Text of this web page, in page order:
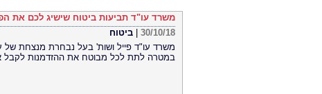
משרד עו"ד תביעות ביטוח שישיג לכם את
30/10/18
ביטוח
משרד עו"ד פייל ושות' בעל נבחרת מנצחת של
במטרה לתת לכל מבוטח את ההזדמנות לקבל